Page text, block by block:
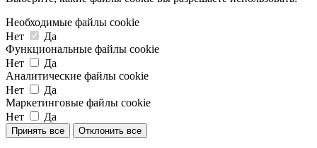
Необходимые файлы cookie
Нет
Да
Функциональные файлы cookie
Нет
Да
Аналитические файлы cookie
Нет
Да
Маркетинговые файлы cookie
Нет
Да
Принять все Отклонить все